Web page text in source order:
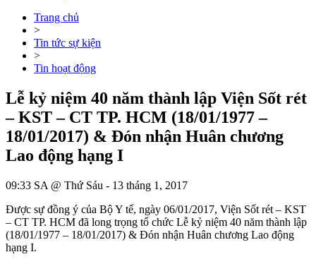
Trang chủ
>
Tin tức sự kiện
>
Tin hoạt động
Lễ kỷ niệm 40 năm thành lập Viện Sốt rét
– KST – CT TP. HCM (18/01/1977 –
18/01/2017) & Đón nhận Huân chương
Lao động hạng I
09:33 SA @ Thứ Sáu - 13 tháng 1, 2017
Được sự đồng ý của Bộ Y tế, ngày 06/01/2017, Viện Sốt rét – KST
– CT TP. HCM đã long trọng tổ chức Lễ kỷ niệm 40 năm thành lập
(18/01/1977 – 18/01/2017) & Đón nhận Huân chương Lao động
hạng I.